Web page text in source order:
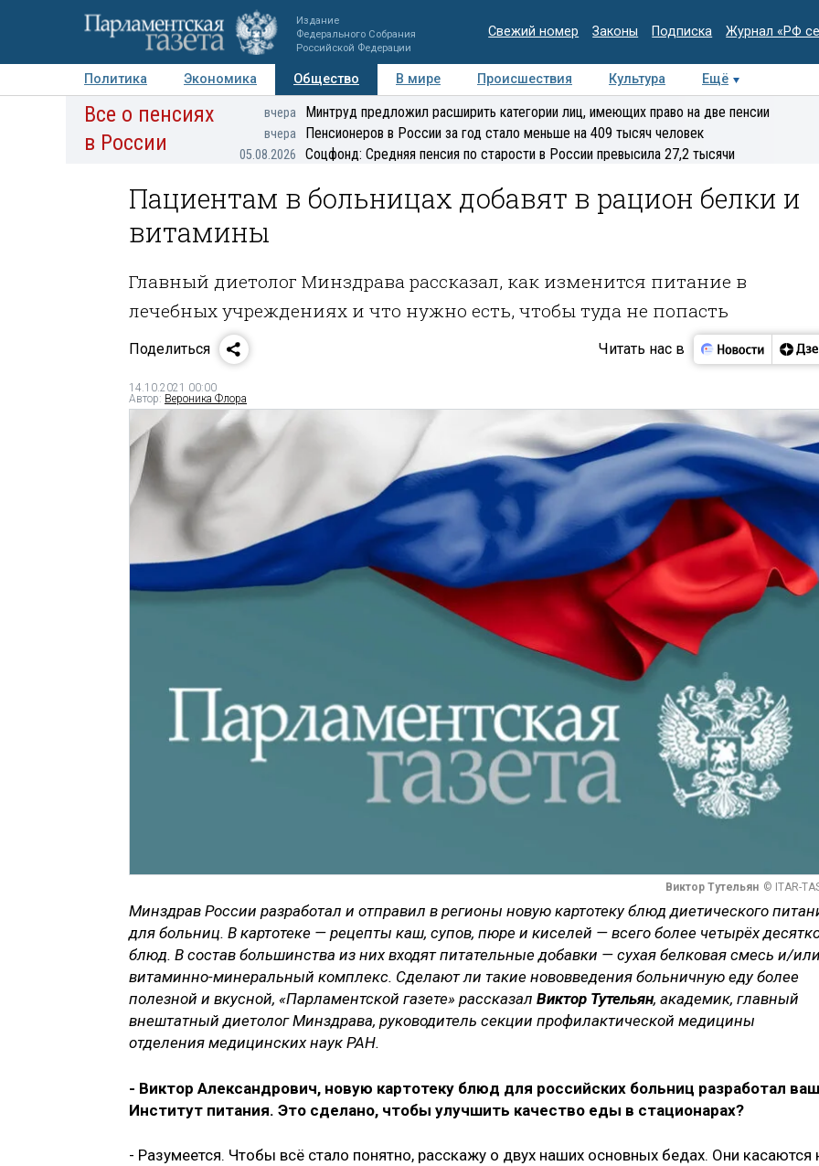
Издание
Федерального Собрания
Российской Федерации
Свежий номер Законы Подписка Журнал «РФ
Политика Экономика Общество В мире Происшествия Культура
Ещё
Авторы Персоны Мнения Регионы Медиацентр Интервью Колумнисты
Все о пенсиях
в России
вчера Минтруд предложил расширить категории лиц, имеющих право на две пенсии
вчера Пенсионеров в России за год стало меньше на 409 тысяч человек
05.08.2026 Соцфонд: Средняя пенсия по старости в России превысила 27,2 тысячи
Пациентам в больницах добавят в рацион белки и
витамины
Главный диетолог Минздрава рассказал, как изменится питание в
лечебных учреждениях и что нужно есть, чтобы туда не попасть
Поделиться Читать нас в
14.10.2021 00:00
Автор: Вероника Флора
Виктор Тутельян © ITAR-
Минздрав России разработал и отправил в регионы новую картотеку блюд диетического
для больниц. В картотеке — рецепты каш, супов, пюре и киселей — всего более четырёх
блюд. В состав большинства из них входят питательные добавки — сухая белковая смесь и/
витаминно-минеральный комплекс. Сделают ли такие нововведения больничную еду более
полезной и вкусной, «Парламентской газете» рассказал Виктор Тутельян, академик, главный
внештатный диетолог Минздрава, руководитель секции профилактической медицины
отделения медицинских наук РАН.
- Виктор Александрович, новую картотеку блюд для российских больниц разработал ваш
Институт питания. Это сделано, чтобы улучшить качество еды в стационарах?
- Разумеется. Чтобы всё стало понятно, расскажу о двух наших основных бедах. Они касаются